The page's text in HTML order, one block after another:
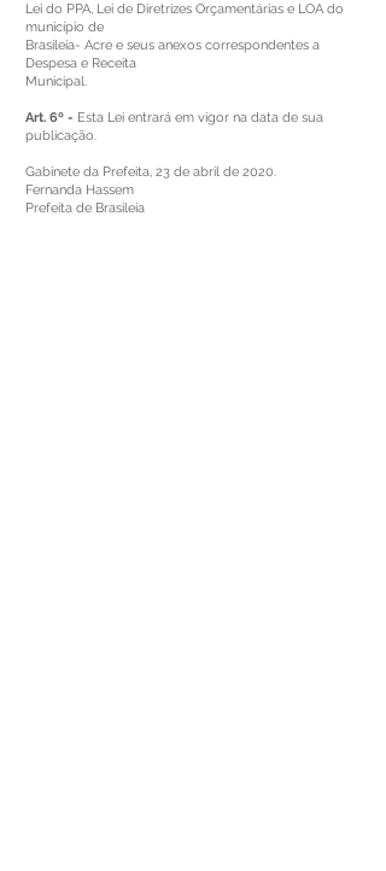
Lei do PPA, Lei de Diretrizes Orçamentárias e LOA do
município de
Brasileia- Acre e seus anexos correspondentes a
Despesa e Receita
Municipal.
Art. 6º - Esta Lei entrará em vigor na data de sua
publicação.
Gabinete da Prefeita, 23 de abril de 2020.
Fernanda Hassem
Prefeita de Brasileia